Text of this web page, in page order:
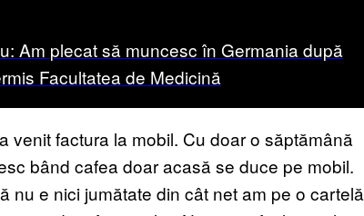
Am plecat să muncesc în Germania după
Facultatea de Medicină
venit factura la mobil. Cu doar o săptămână
bând cafea doar acasă se duce pe mobil.
nu e nici jumătate din cât net am pe o cartelă